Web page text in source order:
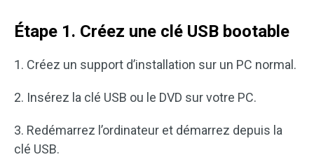
Étape 1. Créez une clé USB bootable
1. Créez un support d’installation sur un PC normal.
2. Insérez la clé USB ou le DVD sur votre PC.
3. Redémarrez l’ordinateur et démarrez depuis la
clé USB.